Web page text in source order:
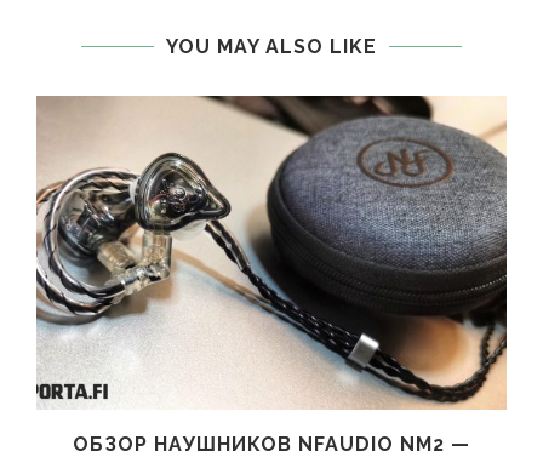
YOU MAY ALSO LIKE
ОБЗОР НАУШНИКОВ NFAUDIO NM2 —